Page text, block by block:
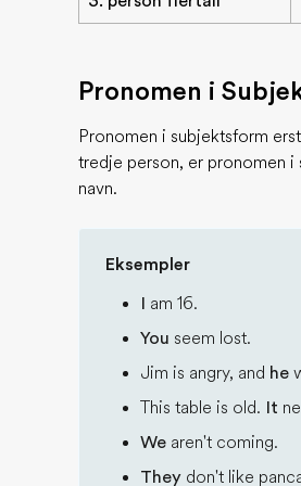
Pronomen i
Pronomen i subjektsform
tredje person, er pronomen i
navn.
Eksempler
I am 16.
You seem lost.
Jim is angry, and he
This table is old. It
We aren't coming.
They don't like